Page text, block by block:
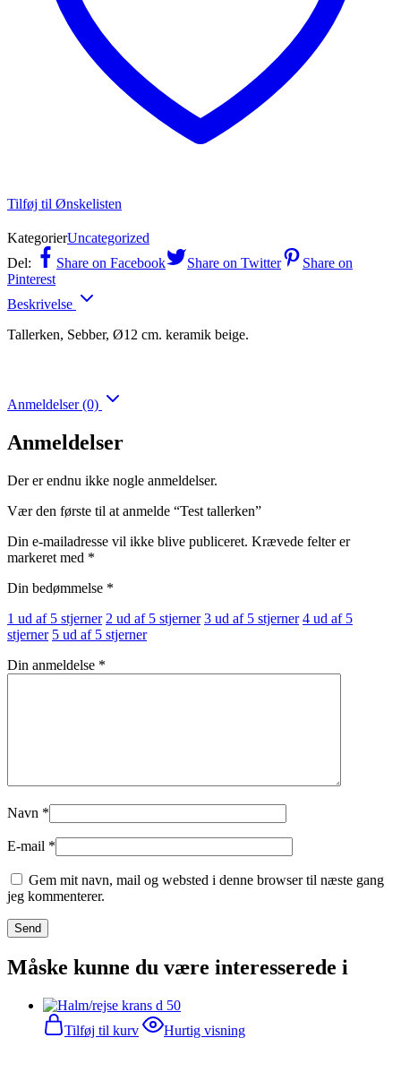
Tilføj til Ønskelisten
KategorierUncategorized
Del:
Share on Facebook Share on Twitter
Share on
Pinterest
Beskrivelse
Tallerken, Sebber, Ø12 cm. keramik beige.
Anmeldelser (0)
Anmeldelser
Der er endnu ikke nogle anmeldelser.
Vær den første til at anmelde “Test tallerken”
Din e-mailadresse vil ikke blive publiceret. Krævede felter er
markeret med *
Din bedømmelse *
1 ud af 5 stjerner 2 ud af 5 stjerner 3 ud af 5 stjerner 4 ud af 5
stjerner 5 ud af 5 stjerner
Din anmeldelse *
Navn *
E-mail *
Gem mit navn, mail og websted i denne browser til næste gang
jeg kommenterer.
Måske kunne du være interesserede i
Tilføj til kurv Hurtig visning